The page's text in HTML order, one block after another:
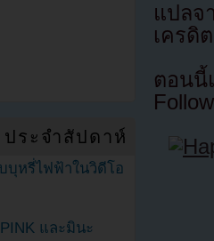
แปล
เครดิ
ตอนนี้
ระจำสัปดาห์
บุหรี่ไฟฟ้าในวิดีโอ
และมินะ